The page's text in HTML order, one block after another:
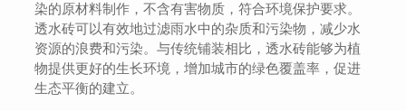
染的原材料制作，不含有害物质，符合环境保护要求。
透水砖可以有效地过滤雨水中的杂质和污染物，减少水
资源的浪费和污染。与传统铺装相比，透水砖能够为植
物提供更好的生长环境，增加城市的绿色覆盖率，促进
生态平衡的建立。